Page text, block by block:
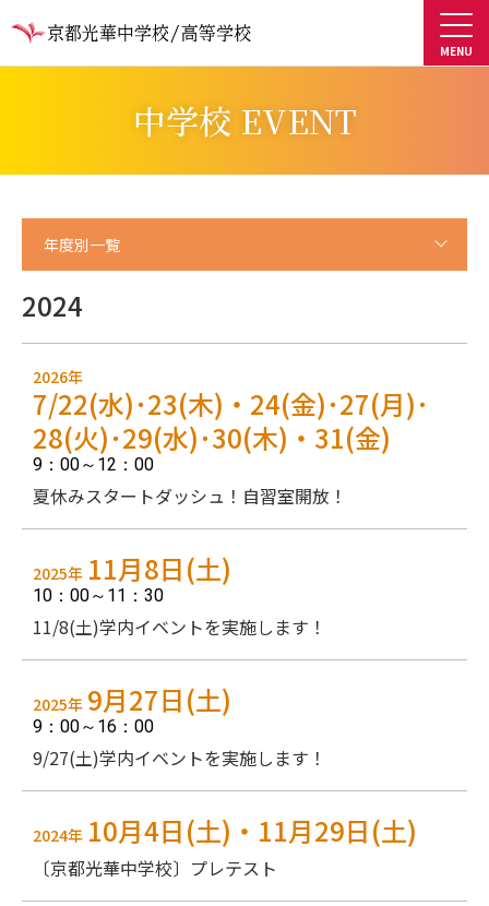
中学校 EVENT
年度別一覧
2024
2026年
7/22(水)･23(木)・24(金)･27(月)･
28(火)･29(水)･30(木)・31(金)
9：00～12：00
夏休みスタートダッシュ！自習室開放！
2025年 11月8日(土)
10：00～11：30
11/8(土)学内イベントを実施します！
2025年 9月27日(土)
9：00～16：00
9/27(土)学内イベントを実施します！
2024年 10月4日(土)・11月29日(土)
〔京都光華中学校〕プレテスト